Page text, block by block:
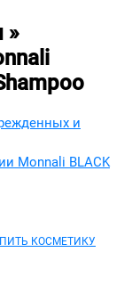
»
и
Monnali BLACK
КОСМЕТИКУ